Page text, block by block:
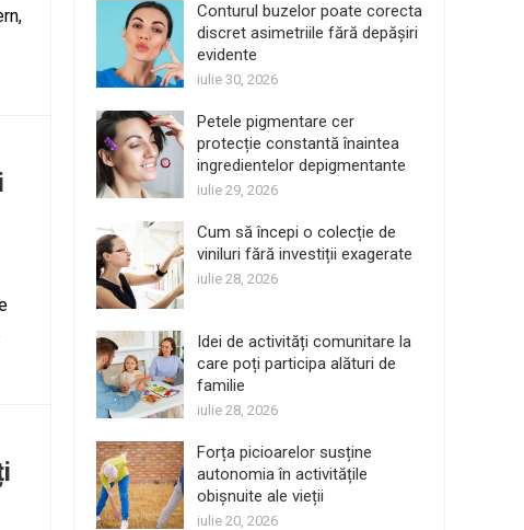
Conturul buzelor poate corecta
discret asimetriile fără depășiri
evidente
iulie 30, 2026
Petele pigmentare cer
protecție constantă înaintea
ingredientelor depigmentante
iulie 29, 2026
Cum să începi o colecție de
viniluri fără investiții exagerate
iulie 28, 2026
Idei de activități comunitare la
care poți participa alături de
familie
iulie 28, 2026
Forța picioarelor susține
autonomia în activitățile
obișnuite ale vieții
iulie 20, 2026